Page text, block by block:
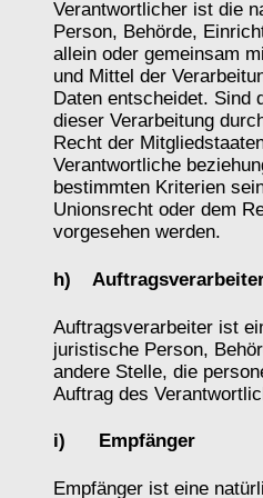
Verantwortlicher ist die
Person, Behörde,
allein oder gemeinsam
und Mittel der
Daten entscheidet. Sind
dieser Verarbeitung
Recht der
Verantwortliche
bestimmten Kriterien
Unionsrecht oder dem
vorgesehen werden.
h)
Auftragsverarbeiter ist
juristische Person,
andere Stelle, die
Auftrag des
i) Empfänger
Empfänger ist eine